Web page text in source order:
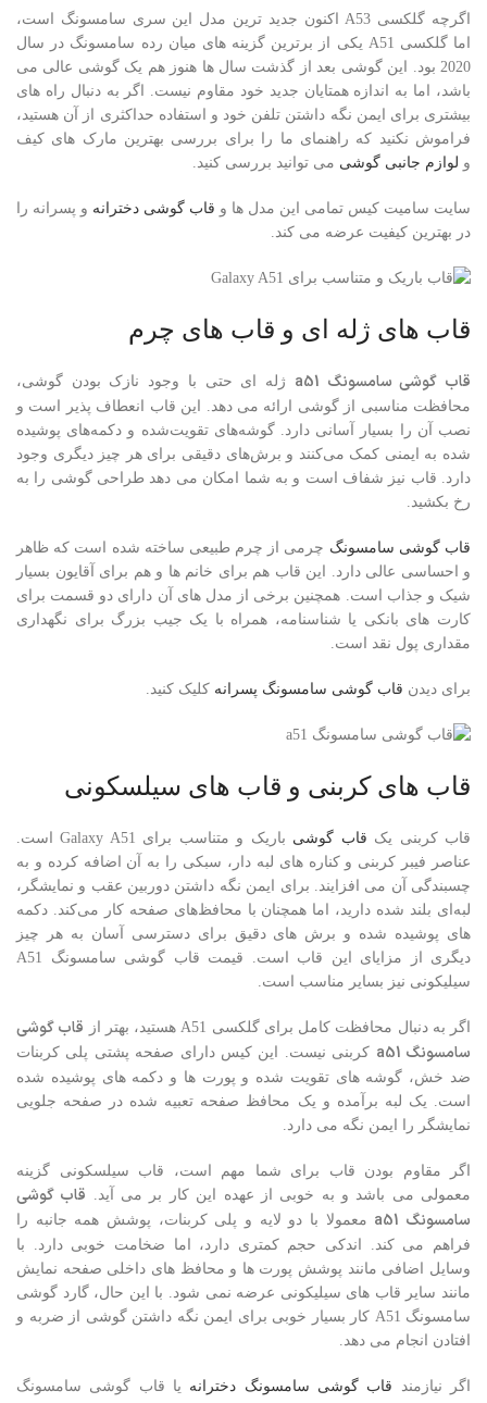
اگرچه گلکسی A53 اکنون جدید ترین مدل این سری سامسونگ است،
اما گلکسی A51 یکی از برترین گزینه های میان رده سامسونگ در سال
2020 بود. این گوشی بعد از گذشت سال ها هنوز هم یک گوشی عالی می
باشد، اما به اندازه همتایان جدید خود مقاوم نیست. اگر به دنبال راه های
بیشتری برای ایمن نگه داشتن تلفن خود و استفاده حداکثری از آن هستید،
فراموش نکنید که راهنمای ما را برای بررسی بهترین مارک های کیف
و لوازم جانبی گوشی می توانید بررسی کنید.
سایت سامیت کیس تمامی این مدل ها و قاب گوشی دخترانه و پسرانه را
در بهترین کیفیت عرضه می کند.
قاب های ژله ای و قاب های چرم
قاب گوشی سامسونگ a51 ژله ای حتی با وجود نازک بودن گوشی،
محافظت مناسبی از گوشی ارائه می دهد. این قاب انعطاف پذیر است و
نصب آن را بسیار آسانی دارد. گوشه‌های تقویت‌شده و دکمه‌های پوشیده
شده به ایمنی کمک می‌کنند و برش‌های دقیقی برای هر چیز دیگری وجود
دارد. قاب نیز شفاف است و به شما امکان می دهد طراحی گوشی را به
رخ بکشید.
قاب گوشی سامسونگ چرمی از چرم طبیعی ساخته شده است که ظاهر
و احساسی عالی دارد. این قاب هم برای خانم ها و هم برای آقایون بسیار
شیک و جذاب است. همچنین برخی از مدل های آن دارای دو قسمت برای
کارت های بانکی یا شناسنامه، همراه با یک جیب بزرگ برای نگهداری
مقداری پول نقد است.
برای دیدن قاب گوشی سامسونگ پسرانه کلیک کنید.
قاب های کربنی و قاب های سیلسکونی
قاب کربنی یک قاب گوشی
باریک و متناسب برای Galaxy A51 است.
عناصر فیبر کربنی و کناره های لبه دار، سبکی را به آن اضافه کرده و به
چسبندگی آن می افزایند. برای ایمن نگه داشتن دوربین عقب و نمایشگر،
لبه‌ای بلند شده دارید، اما همچنان با محافظ‌های صفحه کار می‌کند. دکمه
های پوشیده شده و برش های دقیق برای دسترسی آسان به هر چیز
دیگری از مزایای این قاب است. قیمت قاب گوشی سامسونگ A51
سیلیکونی نیز بسایر مناسب است.
اگر به دنبال محافظت کامل برای گلکسی A51 هستید، بهتر از
قاب گوشی
سامسونگ a51 کربنی نیست. این کیس دارای صفحه پشتی پلی کربنات
ضد خش، گوشه های تقویت شده و پورت ها و دکمه های پوشیده شده
است. یک لبه برآمده و یک محافظ صفحه تعبیه شده در صفحه جلویی
نمایشگر را ایمن نگه می دارد.
اگر مقاوم بودن قاب برای شما مهم است، قاب سیلسکونی گزینه
معمولی می باشد و به خوبی از عهده این کار بر می آید. قاب گوشی
سامسونگ a51 معمولا با دو لایه و پلی کربنات، پوشش همه جانبه را
فراهم می کند. اندکی حجم کمتری دارد، اما ضخامت خوبی دارد. با
وسایل اضافی مانند پوشش پورت ها و محافظ های داخلی صفحه نمایش
مانند سایر قاب های سیلیکونی عرضه نمی شود. با این حال، گارد گوشی
سامسونگ A51 کار بسیار خوبی برای ایمن نگه داشتن گوشی از ضربه و
افتادن انجام می دهد.
اگر نیازمند قاب گوشی سامسونگ دخترانه یا قاب گوشی سامسونگ